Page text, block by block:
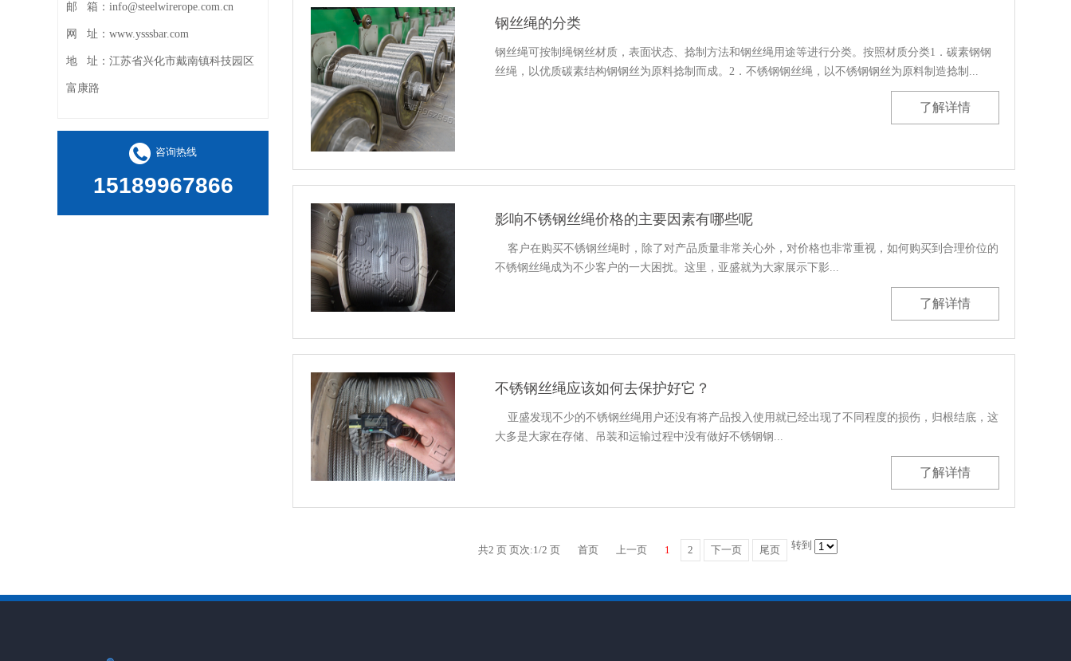
不锈钢丝绳
邮 箱： info@steelwirerope.com.cn
网 址： www.ysssbar.com
地 址： 江苏省兴化市戴南镇科技园区
富康路
咨询热线
15189967866
钢丝绳的分类
钢丝绳可按制绳钢丝材质，表面状态、捻制方法和钢丝绳用途等进行分类。按照材质分类1．碳素钢钢
丝绳，以优质碳素结构钢钢丝为原料捻制而成。2．不锈钢钢丝绳，以不锈钢钢丝为原料制造捻制...
了解详情
影响不锈钢丝绳价格的主要因素有哪些呢
客户在购买不锈钢丝绳时，除了对产品质量非常关心外，对价格也非常重视，如何购买到合理价位的
不锈钢丝绳成为不少客户的一大困扰。这里，亚盛就为大家展示下影...
了解详情
不锈钢丝绳应该如何去保护好它？
亚盛发现不少的不锈钢丝绳用户还没有将产品投入使用就已经出现了不同程度的损伤，归根结底，这
大多是大家在存储、吊装和运输过程中没有做好不锈钢钢...
了解详情
共2 页 页次:1/2 页 首页 上一页 1 2 下一页 尾页 转到